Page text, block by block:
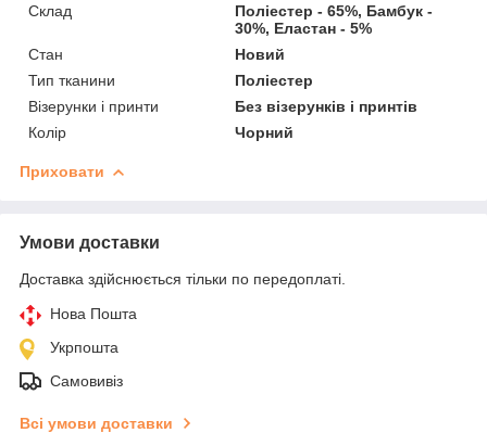
Склад
Поліестер - 65%, Бамбук -
30%, Еластан - 5%
Стан
Новий
Тип тканини
Поліестер
Візерунки і принти
Без візерунків і принтів
Колір
Чорний
Приховати
Умови доставки
Доставка здійснюється тільки по передоплаті.
Нова Пошта
Укрпошта
Самовивіз
Всі умови доставки